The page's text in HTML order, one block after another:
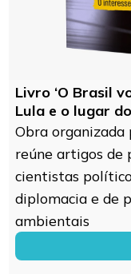
Livro ‘O Brasil
Lula e o lugar
Obra
reúne artigos de
cientistas
diplomacia e de
ambientais